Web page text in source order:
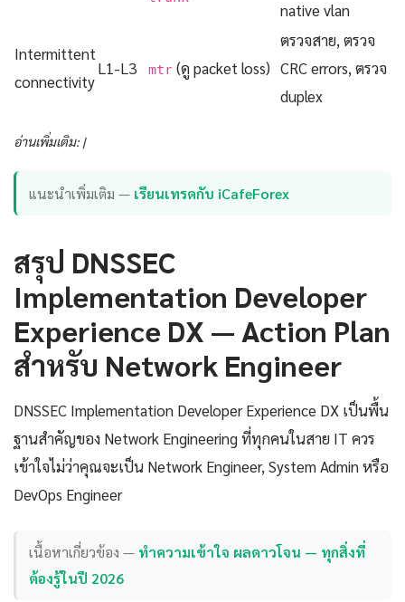
native vlan
Intermittent
connectivity
L1-L3 mtr (ดู packet loss)
ตรวจสาย, ตรวจ
CRC errors, ตรวจ
duplex
อ่านเพิ่มเติม: |
แนะนำเพิ่มเติม — เรียนเทรดกับ iCafeForex
สรุป DNSSEC
Implementation Developer
Experience DX — Action Plan
สำหรับ Network Engineer
DNSSEC Implementation Developer Experience DX เป็นพื้น
ฐานสำคัญของ Network Engineering ที่ทุกคนในสาย IT ควร
เข้าใจไม่ว่าคุณจะเป็น Network Engineer, System Admin หรือ
DevOps Engineer
เนื้อหาเกี่ยวข้อง — ทำความเข้าใจ ผลดาวโจน — ทุกสิ่งที่
ต้องรู้ในปี 2026